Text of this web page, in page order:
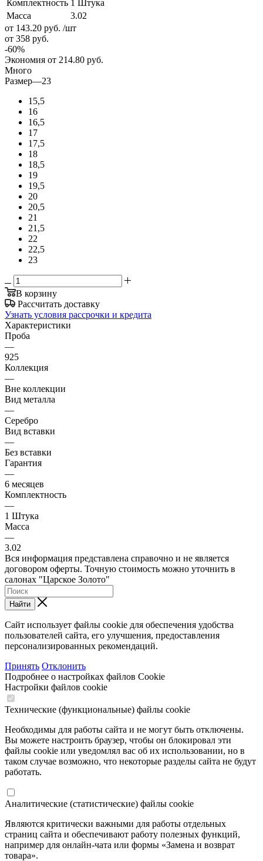
Комплектность 1 Штука
Масса
3.02
от 143.20 руб. /шт
от 358 руб.
-60%
Экономия от 214.80 руб.
Много
Размер—23
15,5
16
16,5
17
17,5
18
18,5
19
19,5
20
20,5
21
21,5
22
22,5
23
В корзину
Рассчитать доставку
Узнать условия рассрочки и кредита
Характеристики
Проба
—
925
Коллекция
—
Вне коллекции
Вид металла
—
Серебро
Вид вставки
—
Без вставки
Гарантия
—
6 месяцев
Комплектность
—
1 Штука
Масса
—
3.02
Вся информация представлена справочно и не является
договором оферты. Точную стоимость можно уточнить в
салонах "Царское Золото"
Найти
Сайт использует файлы cookie для обеспечения удобства
пользователей сайта, его улучшения, предоставления
персонализированных рекомендаций.
Принять Отклонить
Подробнее о настройках файлов Cookie
Настройки файлов cookie
Технические (функциональные) файлы cookie
Необходимы для работы сайта и не могут быть отключены.
Вы можете настроить браузер, чтобы он блокировал эти
файлы cookie или уведомлял вас об их использовании, но в
таком случае возможно, что некоторые разделы сайта не будут
работать.
Аналитические (статистические) файлы cookie
Являются критически важными для работы отдельных
страниц сайта и обеспечивают работу полезных функций,
например для онлайн-чата или формы «Замена и возврат
товара».